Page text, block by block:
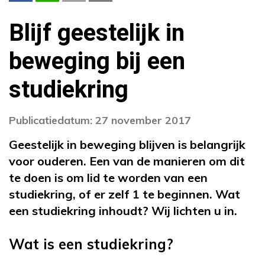
Blijf geestelijk in
beweging bij een
studiekring
Publicatiedatum: 27 november 2017
Geestelijk in beweging blijven is belangrijk
voor ouderen. Een van de manieren om dit
te doen is om lid te worden van een
studiekring, of er zelf 1 te beginnen. Wat
een studiekring inhoudt? Wij lichten u in.
Wat is een studiekring?